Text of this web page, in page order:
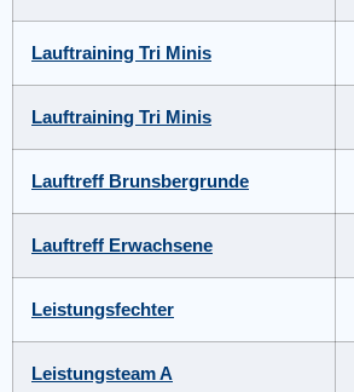
Lauftraining Tri Minis
Lauftraining Tri Minis
Lauftreff Brunsbergrunde
Lauftreff Erwachsene
Leistungsfechter
Leistungsteam A